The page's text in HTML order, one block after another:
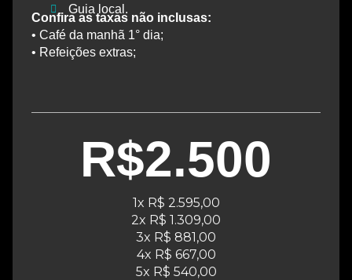
Guia local.
Confira as taxas não inclusas:
• Café da manhã 1° dia;
• Refeições extras;
R$2.500
1x R$ 2.595,00
2x R$ 1.309,00
3x R$ 881,00
4x R$ 667,00
5x R$ 540,00